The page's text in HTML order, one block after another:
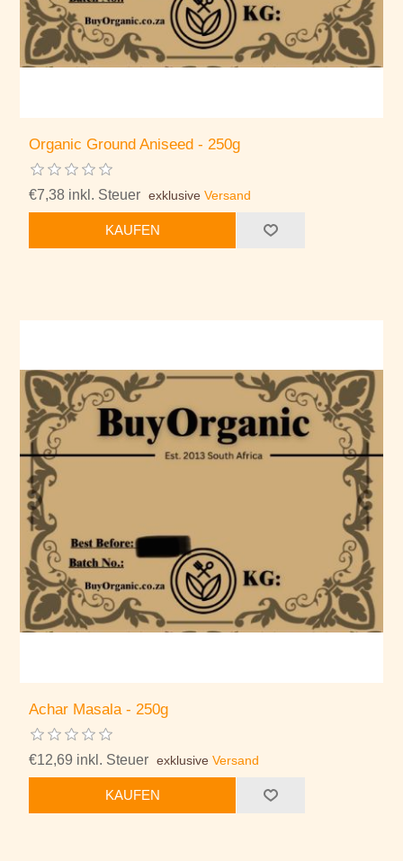
Organic Ground Aniseed - 250g
€7,38 inkl. Steuer exklusiveVersand
KAUFEN
Achar Masala - 250g
€12,69 inkl. Steuer exklusiveVersand
KAUFEN